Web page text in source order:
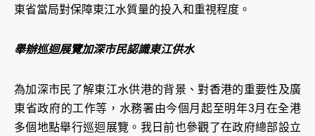
東省當局對保障東江水質量的投入和重視程度。
舉辦巡迴展覽加深市民認識東江供水
為加深市民了解東江水供港的背景、對香港的重要性及廣
東省政府的工作等，水務署由今個月起至明年3月在全港
多個地點舉行巡迴展覽。我日前也參觀了在政府總部設立